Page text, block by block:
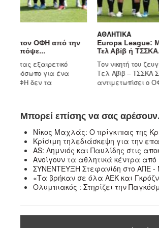
Europa League: Με Μακάμπι
Τελ Αβίβ ή ΤΣΣΚΑ...
Τον νικητή του ζευγαριού Μακάμπι
Τελ Αβίβ – ΤΣΣΚΑ Σόφιας θα
αντιμετωπίσει ο ΟΦΗ στα πλέι...
Μπορεί επίσης να σας
Νίκος Μαχλάς: Ο πρίγκιπας της
Κρίσιμη τηλεδιάσκεψη για την
ΑS: Λημνιός και Παυλίδης στις
Ανοίγουν τα αθλητικά κέντρα
ΣΥΝΕΝΤΕΥΞΗ Στεφανίδη στο ΑΠΕ
«Τα βρήκαν σε όλα ΑΕΚ και
Ολυμπιακός : Στηρίζει την